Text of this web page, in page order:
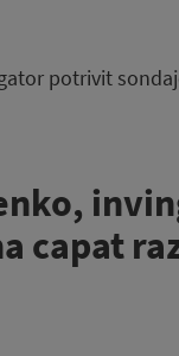
potrivit
capat